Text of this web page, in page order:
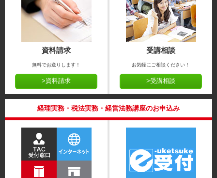
資料請求
無料でお送りします！
>資料請求
受講相談
お気軽にご相談ください！
>受講相談
経理実務・税法実務・経営法務講座のお申込み